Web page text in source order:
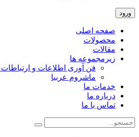
صفحه اصلی
محصولات
مقالات
زیرمجموعه ها
فن آوری اطلاعات و
ماشروم عربيا
خدمات ما
درباره ما
تماس با ما